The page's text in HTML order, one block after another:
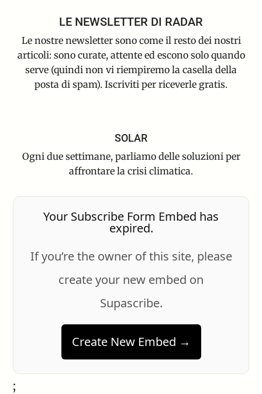
LE NEWSLETTER DI RADAR
Le nostre newsletter sono come il resto dei nostri
articoli: sono curate, attente ed escono solo quando
serve (quindi non vi riempiremo la casella della
posta di spam). Iscriviti per riceverle gratis.
SOLAR
Ogni due settimane, parliamo delle soluzioni per
affrontare la crisi climatica.
Your Subscribe Form Embed has
expired.
If you’re the owner of this site, please
create your new embed on
Supascribe.
Create New Embed →
;